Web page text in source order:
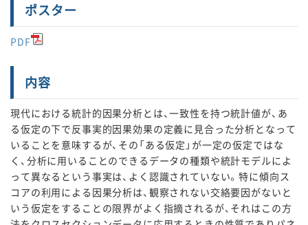
ポスター
PDF
内容
現代における統計的因果分析とは、一致性を持つ統計値が、あ
る仮定の下で反事実的因果効果の定義に見合った分析となって
いることを意味するが、その「ある仮定」が一定の仮定ではな
く、分析に用いることのできるデータの種類や統計モデルによ
って異なるという事実は、よく認識されていない。特に傾向ス
コアの利用による因果分析は、観察されない交絡要因がないと
いう仮定をすることの限界がよく指摘されるが、それはこの方